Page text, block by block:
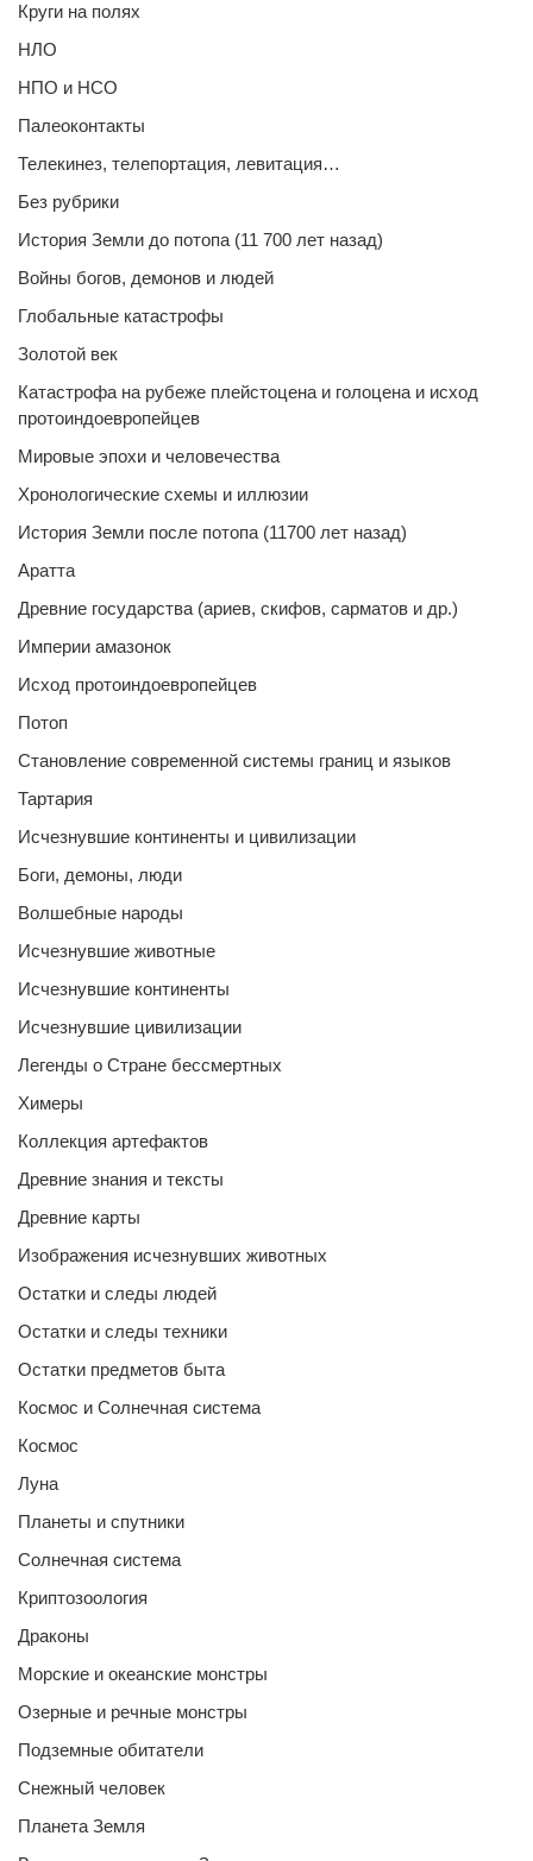
Круги на полях
НЛО
НПО и НСО
Палеоконтакты
Телекинез, телепортация, левитация…
Без рубрики
История Земли до потопа (11 700 лет назад)
Войны богов, демонов и людей
Глобальные катастрофы
Золотой век
Катастрофа на рубеже плейстоцена и голоцена и исход
протоиндоевропейцев
Мировые эпохи и человечества
Хронологические схемы и иллюзии
История Земли после потопа (11700 лет назад)
Аратта
Древние государства (ариев, скифов, сарматов и др.)
Империи амазонок
Исход протоиндоевропейцев
Потоп
Становление современной системы границ и языков
Тартария
Исчезнувшие континенты и цивилизации
Боги, демоны, люди
Волшебные народы
Исчезнувшие животные
Исчезнувшие континенты
Исчезнувшие цивилизации
Легенды о Стране бессмертных
Химеры
Коллекция артефактов
Древние знания и тексты
Древние карты
Изображения исчезнувших животных
Остатки и следы людей
Остатки и следы техники
Остатки предметов быта
Космос и Солнечная система
Космос
Луна
Планеты и спутники
Солнечная система
Криптозоология
Драконы
Морские и океанские монстры
Озерные и речные монстры
Подземные обитатели
Снежный человек
Планета Земля